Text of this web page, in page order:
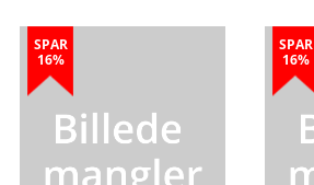
SPAR
16%
SPAR
16%